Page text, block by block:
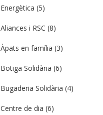
Energètica (5)
Aliances i RSC (8)
Àpats en família (3)
Botiga Solidària (6)
Bugaderia Solidària (4)
Centre de dia (6)